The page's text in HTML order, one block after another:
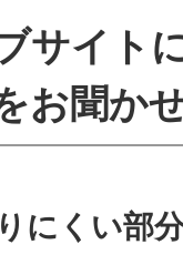
サイト
お聞か
にくい部